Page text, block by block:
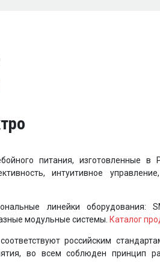
питания, изготовленные в
интуитивное
линейки оборудования:
модульные системы. Каталог
российским
во всем соблюден принцип